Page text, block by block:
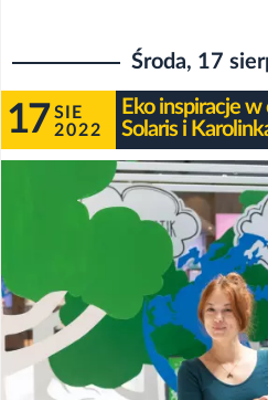
Środa, 17
17 SIE
2022
Eko inspiracje
Solaris i